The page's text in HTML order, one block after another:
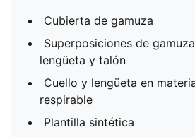
Cubierta de gamuza
Superposiciones de
lengüeta y talón
Cuello y lengüeta en
respirable
Plantilla sintética